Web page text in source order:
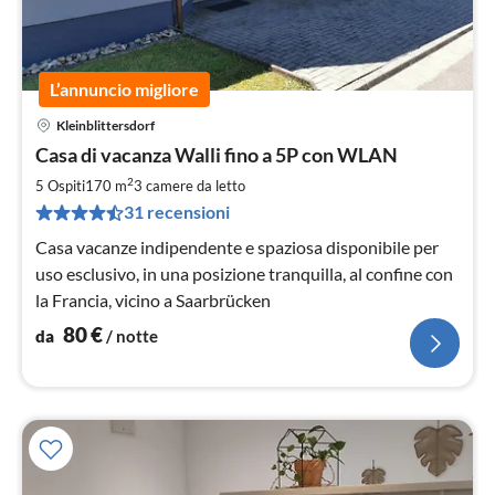
L’annuncio migliore
Kleinblittersdorf
Casa di vacanza Walli fino a 5P con WLAN
5 Ospiti170 m23 camere da letto
31 recensioni
Casa vacanze indipendente e spaziosa disponibile per
uso esclusivo, in una posizione tranquilla, al confine con
la Francia, vicino a Saarbrücken
da 80€/ notte